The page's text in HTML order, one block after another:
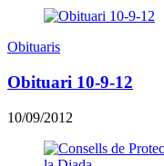
Obituaris
Obituari 10-9-12
10/09/2012